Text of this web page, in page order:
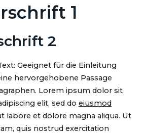
1
2
Geeignet für die Einleitung
hervorgehobene Passage
Lorem ipsum dolor sit
elit, sed do eiusmod
labore et dolore magna aliqua. Ut
quis nostrud exercitation